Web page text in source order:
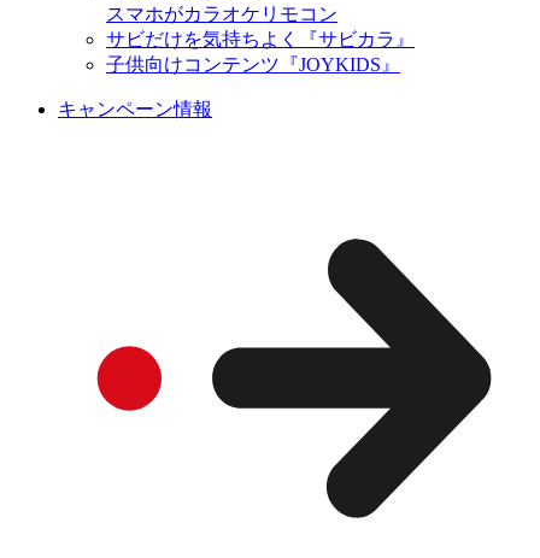
スマホがカラオケリモコン
サビだけを気持ちよく『サビカラ』
子供向けコンテンツ『JOYKIDS』
キャンペーン情報